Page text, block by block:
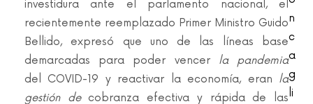
n
c
a
g
li
investidura ante el parlamento nacional, el
recientemente reemplazado Primer Ministro Guido
Bellido, expresó que uno de las líneas base
demarcadas para poder vencer la pandemia
del COVID-19 y reactivar la economía, eran la
gestión de cobranza efectiva y rápida de las